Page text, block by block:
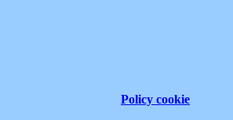
Policy cookie